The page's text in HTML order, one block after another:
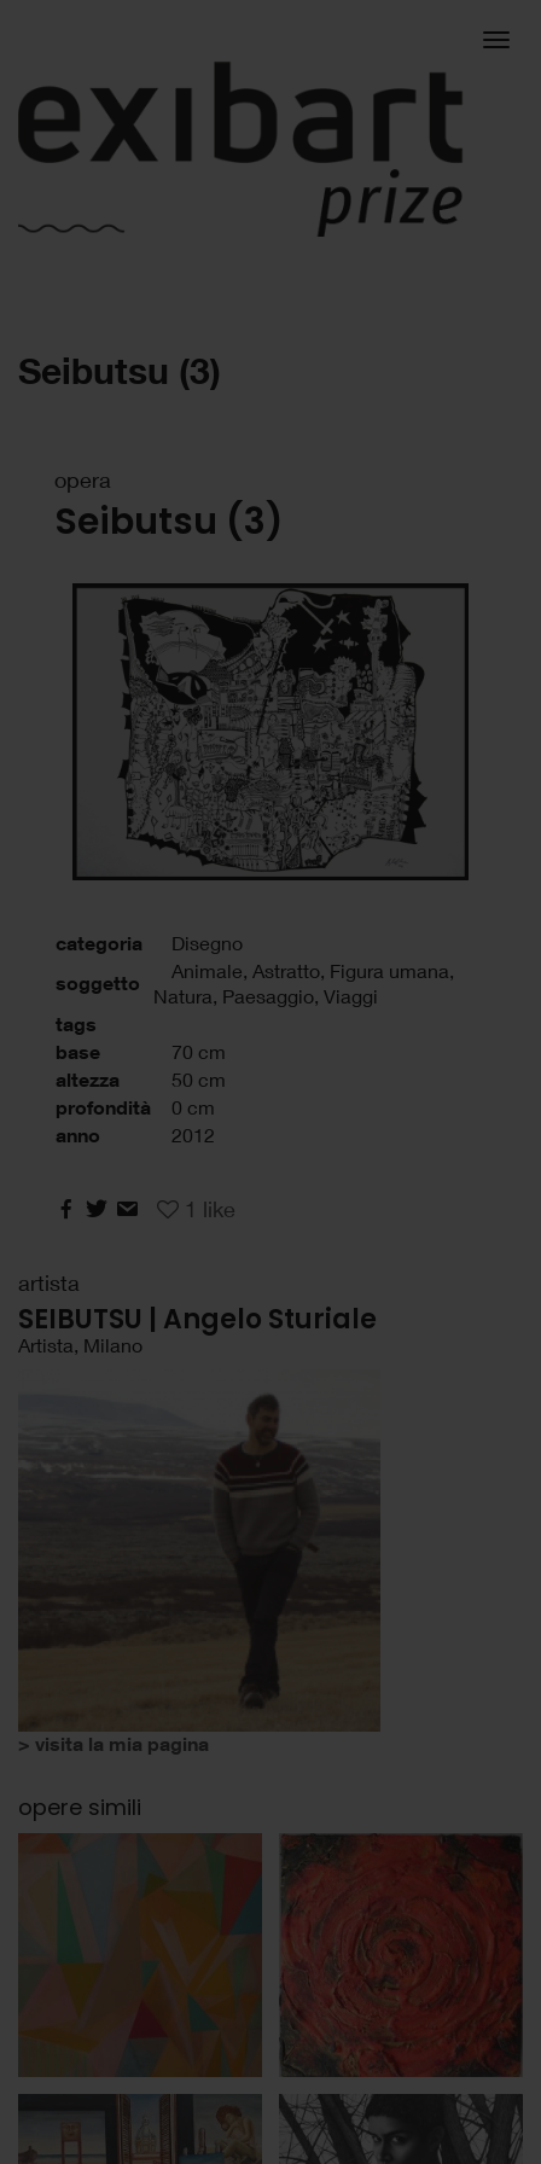
Seibutsu (3)
opera
Seibutsu (3)
categoria Disegno
soggetto
Animale, Astratto, Figura umana,
Natura, Paesaggio, Viaggi
tags
base
70 cm
altezza 50 cm
profondità 0 cm
anno 2012
1 like
artista
SEIBUTSU | Angelo Sturiale
Artista, Milano
> visita la mia pagina
opere simili